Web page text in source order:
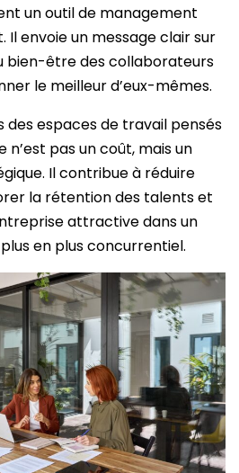
un outil de management
Il envoie un message clair sur
bien-être des collaborateurs
le meilleur d’eux-mêmes.
des espaces de travail pensés
pas un coût, mais un
Il contribue à réduire
la rétention des talents et
attractive dans un
en plus concurrentiel.